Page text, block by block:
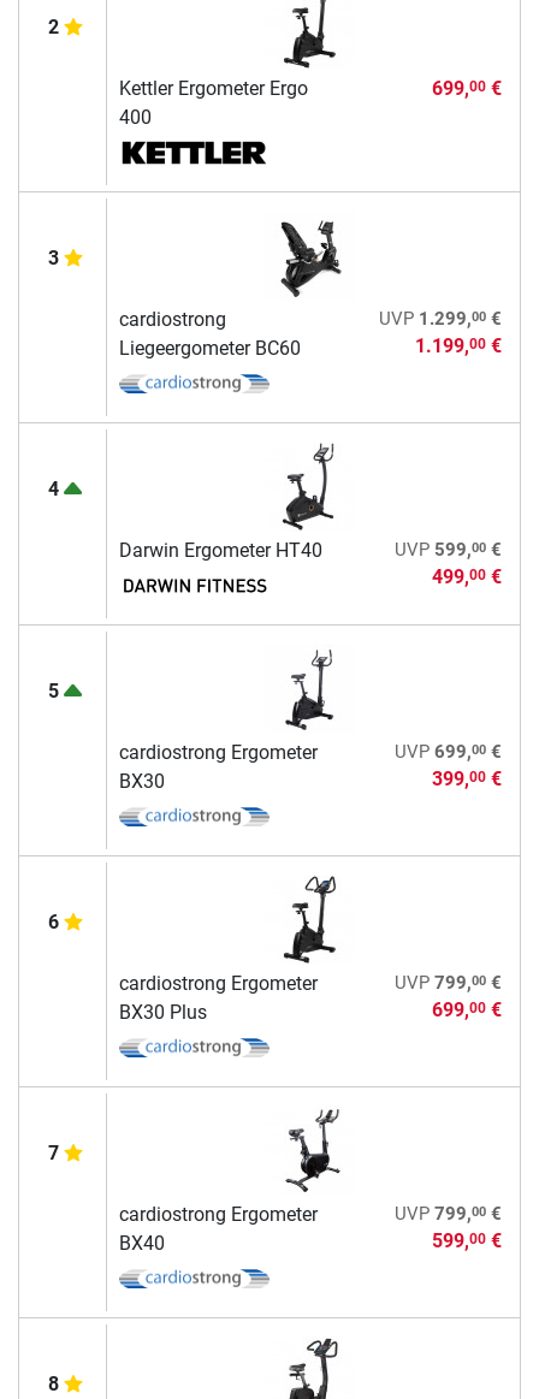
2
Kettler Ergometer Ergo
400
699,00€
3
cardiostrong
Liegeergometer BC60
UVP 1.299,00€
1.199,00€
4
Darwin Ergometer HT40 UVP 599,00€
499,00€
5
cardiostrong Ergometer
BX30
UVP 699,00€
399,00€
6
cardiostrong Ergometer
BX30 Plus
UVP 799,00€
699,00€
7
cardiostrong Ergometer
BX40
UVP 799,00€
599,00€
8